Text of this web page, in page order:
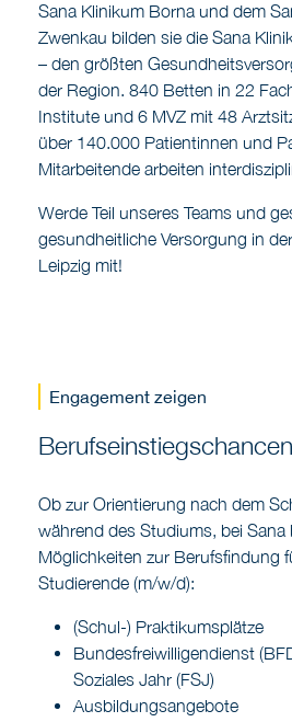
Sana Klinikum Borna und dem
Zwenkau bilden sie die Sana
– den größten
der Region. 840 Betten in 22
Institute und 6 MVZ mit 48
über 140.000 Patientinnen und
Mitarbeitende arbeiten
Werde Teil unseres Teams und
gesundheitliche Versorgung in
Leipzig mit!
Engagement zeigen
Ob zur Orientierung nach dem
während des Studiums, bei Sana
Möglichkeiten zur Berufsfindung
Studierende (m/w/d):
(Schul-) Praktikumsplätze
Bundesfreiwilligendienst
Soziales Jahr (FSJ)
Ausbildungsangebote